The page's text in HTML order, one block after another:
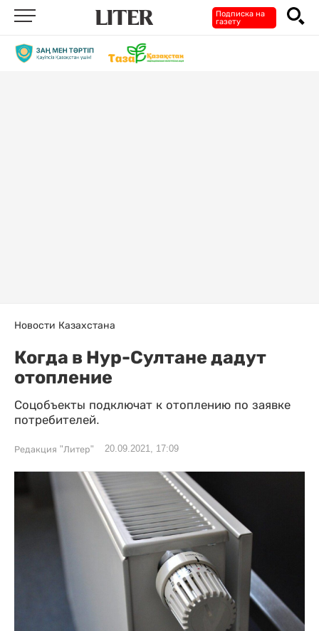
Подписка на
газету
Новости Казахстана
Когда в Нур-Султане дадут
отопление
Соцобъекты подключат к отоплению по заявке
потребителей.
Редакция "Литер" 20.09.2021, 17:09